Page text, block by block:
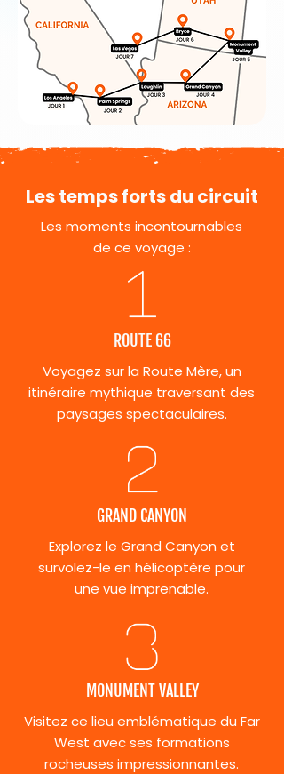
Les temps forts du circuit
Les moments incontournables
de ce voyage :
ROUTE 66
Voyagez sur la Route Mère, un
itinéraire mythique traversant des
paysages spectaculaires.
GRAND CANYON
Explorez le Grand Canyon et
survolez-le en hélicoptère pour
une vue imprenable.
MONUMENT VALLEY
Visitez ce lieu emblématique du Far
West avec ses formations
rocheuses impressionnantes.